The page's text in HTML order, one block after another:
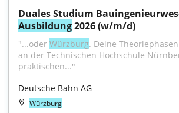
Ausbildung 2026 (w/m/d)
"...oder Würzburg. Deine
an der Technischen Hochschule
praktischen..."
Deutsche Bahn AG
Würzburg